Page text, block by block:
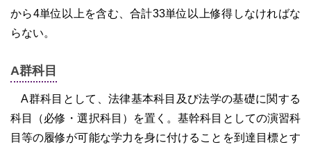
から4単位以上を含む、合計33単位以上修得しなければな
らない。
A群科目
A群科目として、法律基本科目及び法学の基礎に関する
科目（必修・選択科目）を置く。基幹科目としての演習科
目等の履修が可能な学力を身に付けることを到達目標とす